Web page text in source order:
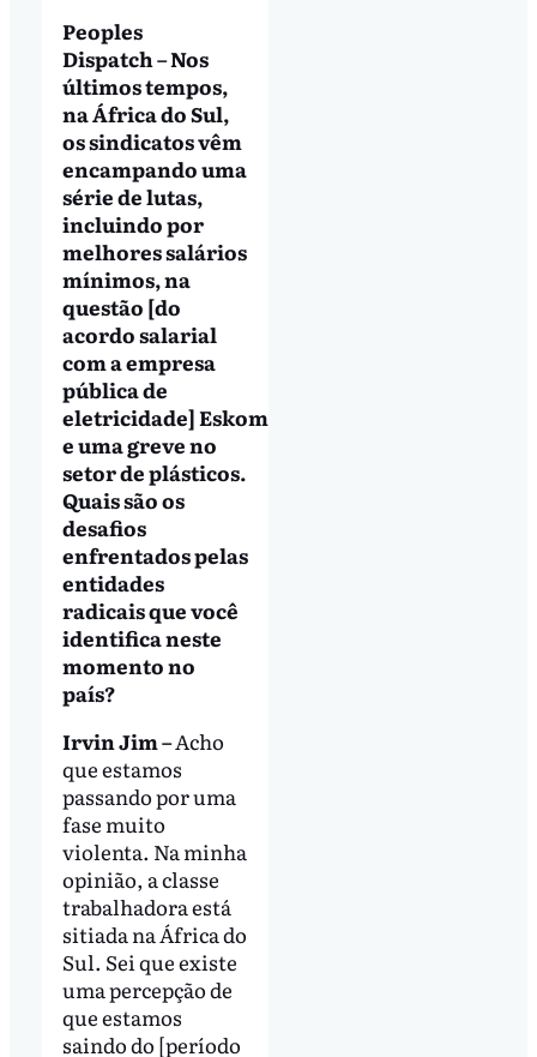
Peoples
Dispatch – Nos
últimos tempos,
na África do Sul,
os sindicatos vêm
encampando uma
série de lutas,
incluindo por
melhores salários
mínimos, na
questão [do
acordo salarial
com a empresa
pública de
eletricidade] Eskom
e uma greve no
setor de plásticos.
Quais são os
desafios
enfrentados pelas
entidades
radicais que você
identifica neste
momento no
país?
Irvin Jim –Acho
que estamos
passando por uma
fase muito
violenta. Na minha
opinião, a classe
trabalhadora está
sitiada na África do
Sul. Sei que existe
uma percepção de
que estamos
saindo do [período